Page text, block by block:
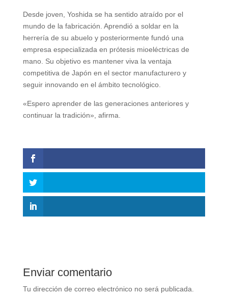
Desde joven, Yoshida se ha sentido atraído por el
mundo de la fabricación. Aprendió a soldar en la
herrería de su abuelo y posteriormente fundó una
empresa especializada en prótesis mioeléctricas de
mano. Su objetivo es mantener viva la ventaja
competitiva de Japón en el sector manufacturero y
seguir innovando en el ámbito tecnológico.
«Espero aprender de las generaciones anteriores y
continuar la tradición», afirma.
Enviar comentario
Tu dirección de correo electrónico no será publicada.